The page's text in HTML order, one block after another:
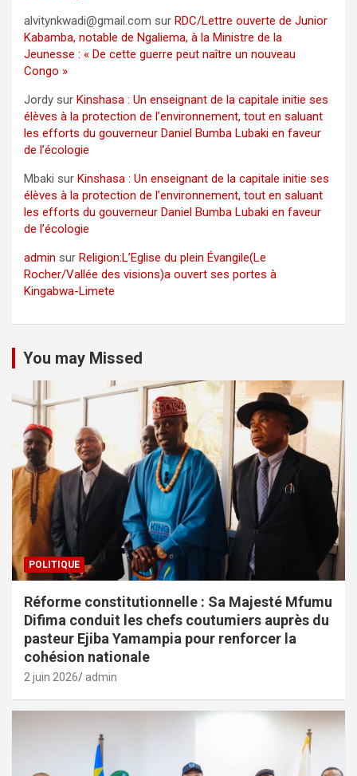
alvitynkwadi@gmail.com sur RDC/Lettre ouverte de Junior
Kabamba, notable de Ngaliema, à la Ministre de la
Jeunesse : « De cette guerre peut naître un nouveau
Congo »
Jordy sur Kinshasa : Un enseignant de la capitale initie ses
élèves à la protection de l’environnement, tout en saluant
les efforts du gouverneur Daniel Bumba Lubaki en faveur
de l’écologie
Mbaki sur Kinshasa : Un enseignant de la capitale initie ses
élèves à la protection de l’environnement, tout en saluant
les efforts du gouverneur Daniel Bumba Lubaki en faveur
de l’écologie
admin sur Religion:L’Eglise du plein Évangile(Le
Rocher/Vallée des visions)a ouvert ses portes à
Kingabwa-Limete
You may Missed
POLITIQUE
Réforme constitutionnelle : Sa Majesté Mfumu
Difima conduit les chefs coutumiers auprès du
pasteur Ejiba Yamampia pour renforcer la
cohésion nationale
2 juin 2026 admin